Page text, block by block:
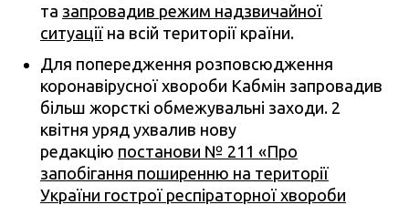
та запровадив режим надзвичайної
ситуації на всій території країни.
Для попередження розповсюдження
коронавірусної хвороби Кабмін запровадив
більш жорсткі обмежувальні заходи. 2
квітня уряд ухвалив нову
редакцію постанови № 211 «Про
запобігання поширенню на території
України гострої респіраторної хвороби